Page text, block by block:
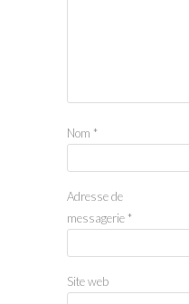
Nom *
Adresse de
messagerie *
Site web